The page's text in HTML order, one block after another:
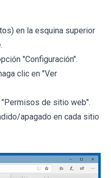
en la esquina superior
"Configuración".
clic en "Ver
"Permisos de sitio web".
apagado en cada sitio